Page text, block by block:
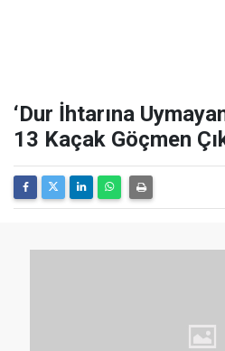
‘Dur İhtarına
13 Kaçak Göçmen